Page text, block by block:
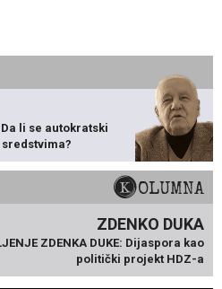
Da li se autokratski
KOLUMNA
ZDENKO DUKA
ZDENKA DUKE: Dijaspora kao
politički projekt HDZ-a